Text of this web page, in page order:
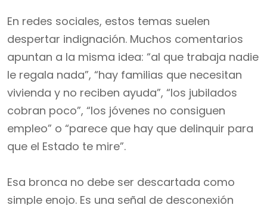
En redes sociales, estos temas suelen
despertar indignación. Muchos comentarios
apuntan a la misma idea: “al que trabaja nadie
le regala nada”, “hay familias que necesitan
vivienda y no reciben ayuda”, “los jubilados
cobran poco”, “los jóvenes no consiguen
empleo” o “parece que hay que delinquir para
que el Estado te mire”.
Esa bronca no debe ser descartada como
simple enojo. Es una señal de desconexión